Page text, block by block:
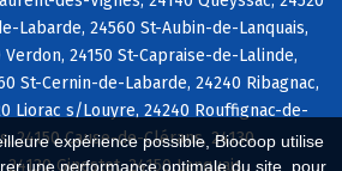
expérience possible, Biocoop utilise
une performance optimale du site, pour
Labarde, 24560 St-Aubin-de-Lanquais,
24150 St-Capraise-de-Lalinde,
St-Cernin-de-Labarde, 24240 Ribagnac,
Liorac s/Louyre, 24240 Rouffignac-de-
24150 Cause-de-Clérans, 24130
Ginestet, 24150 Lanquais